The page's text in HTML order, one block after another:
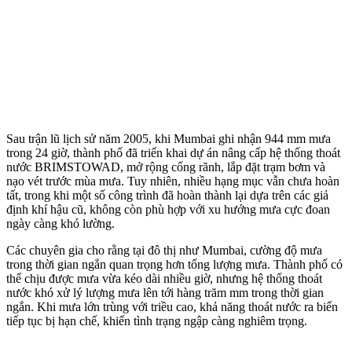
Sau trận lũ lịch sử năm 2005, khi Mumbai ghi nhận 944 mm mưa
trong 24 giờ, thành phố đã triển khai dự án nâng cấp hệ thống thoát
nước BRIMSTOWAD, mở rộng cống rãnh, lắp đặt trạm bơm và
nạo vét trước mùa mưa. Tuy nhiên, nhiều hạng mục vẫn chưa hoàn
tất, trong khi một số công trình đã hoàn thành lại dựa trên các giả
định khí hậu cũ, không còn phù hợp với xu hướng mưa cực đoan
ngày càng khó lường.
Các chuyên gia cho rằng tại đô thị như Mumbai, cường độ mưa
trong thời gian ngắn quan trọng hơn tổng lượng mưa. Thành phố có
thể chịu được mưa vừa kéo dài nhiều giờ, nhưng hệ thống thoát
nước khó xử lý lượng mưa lên tới hàng trăm mm trong thời gian
ngắn. Khi mưa lớn trùng với triều cao, khả năng thoát nước ra biển
tiếp tục bị hạn chế, khiến tình trạng ngập càng nghiêm trọng.